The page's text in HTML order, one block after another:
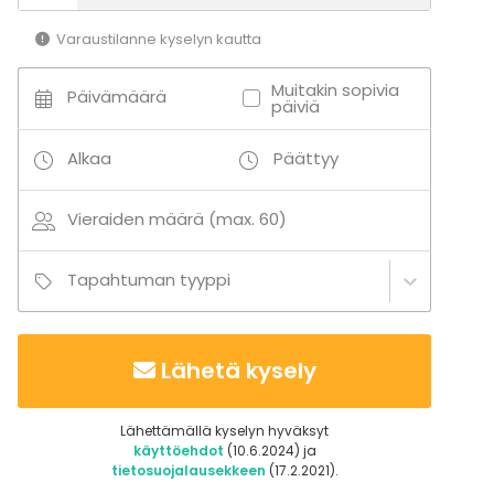
Varaustilanne kyselyn kautta
Päivämäärä Muitakin sopivia
päiviä
Alkaa Päättyy
Vieraiden määrä (max. 60)
Tapahtuman tyyppi
Lähetä kysely
Lähettämällä kyselyn hyväksyt
käyttöehdot (10.6.2024) ja
tietosuojalausekkeen (17.2.2021).